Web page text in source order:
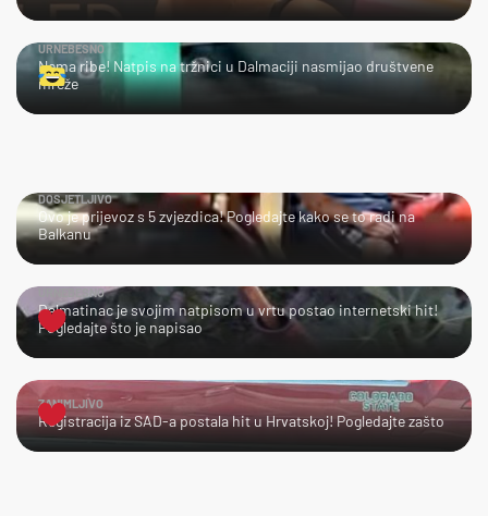
URNEBESNO
Nema ribe! Natpis na tržnici u Dalmaciji nasmijao društvene
mreže
DOSJETLJIVO
Ovo je prijevoz s 5 zvjezdica! Pogledajte kako se to radi na
Balkanu
URNEBESNO
Dalmatinac je svojim natpisom u vrtu postao internetski hit!
Pogledajte što je napisao
ZANIMLJIVO
Registracija iz SAD-a postala hit u Hrvatskoj! Pogledajte zašto